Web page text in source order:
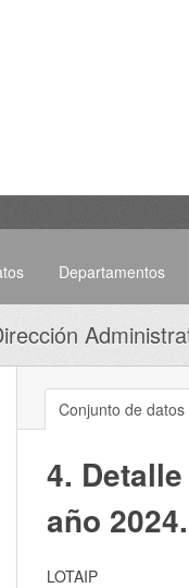
Departamentos
Conjunto de datos
4.
año
LOTAIP